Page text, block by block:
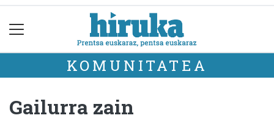
KOMUNITATEA
Gailurra zain